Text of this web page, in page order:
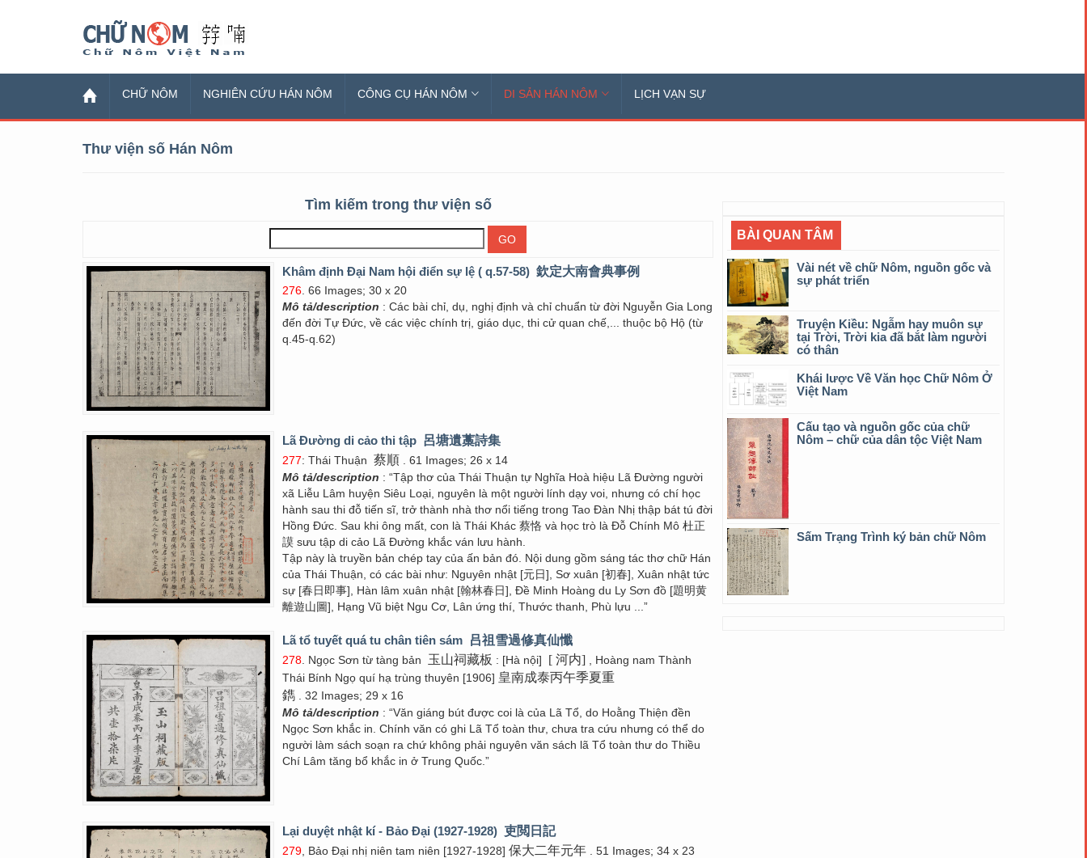
CHỮ NÔM NGHIÊN CỨU HÁN NÔM CÔNG CỤ HÁN NÔM DI SẢN HÁN NÔM LỊCH VẠN SỰ
Thư viện số Hán Nôm
Tìm kiếm trong thư viện số
Khâm định Đại Nam hội điển sự lệ ( q.57-58) 欽定大南會典事例
276 . 66 Images; 30 x 20
Mô tả/description : Các bài chỉ, dụ, nghị định và chỉ chuẩn từ đời Nguyễn Gia Long
đến đời Tự Đức, về các việc chính trị, giáo dục, thi cử quan chế,... thuộc bộ Hộ (từ
q.45-q.62)
Lã Đường di cảo thi tập 呂塘遺藁詩集
277: Thái Thuận 蔡順 . 61 Images; 26 x 14
Mô tả/description : “Tập thơ của Thái Thuận tự Nghĩa Hoà hiệu Lã Đường người
xã Liễu Lâm huyện Siêu Loại, nguyên là một người lính dạy voi, nhưng có chí học
hành sau thi đỗ tiến sĩ, trở thành nhà thơ nổi tiếng trong Tao Đàn Nhị thập bát tú đời
Hồng Đức. Sau khi ông mất, con là Thái Khác 蔡恪 và học trò là Đỗ Chính Mô 杜正
謨 sưu tập di cảo Lã Đường khắc ván lưu hành.
Tập này là truyền bản chép tay của ấn bản đó. Nội dung gồm sáng tác thơ chữ Hán
của Thái Thuận, có các bài như: Nguyên nhật [元日], Sơ xuân [初春], Xuân nhật tức
sự [春日即事], Hàn lâm xuân nhật [翰林春日], Đề Minh Hoàng du Ly Sơn đồ [題明黄
離遊山圖], Hạng Vũ biệt Ngu Cơ, Lân ứng thí, Thước thanh, Phù lựu ...”
Lã tổ tuyết quá tu chân tiên sám 吕祖雪過修真仙懺
278 . Ngọc Sơn từ tàng bản 玉山祠藏板 : [Hà nội] [ 河内] , Hoàng nam Thành
Thái Bính Ngọ quí hạ trùng thuyên [1906] 皇南成泰丙午季夏重
鐫 . 32 Images; 29 x 16
Mô tả/description : “Văn giáng bút được coi là của Lã Tổ, do Hoằng Thiện đền
Ngọc Sơn khắc in. Chính văn có ghi Lã Tổ toàn thư, chưa tra cứu nhưng có thể do
người làm sách soạn ra chứ không phải nguyên văn sách lã Tổ toàn thư do Thiều
Chí Lâm tăng bổ khắc in ở Trung Quốc.”
Lại duyệt nhật kí - Bảo Đại (1927-1928) 吏閲日記
279 , Bảo Đại nhị niên tam niên [1927-1928] 保大二年元年 . 51 Images; 34 x 23
BÀI QUAN TÂM
Vài nét về chữ Nôm, nguồn gốc và
sự phát triển
Truyện Kiều: Ngẫm hay muôn sự
tại Trời, Trời kia đã bắt làm người
có thân
Khái lược Về Văn học Chữ Nôm Ở
Việt Nam
Cấu tạo và nguồn gốc của chữ
Nôm – chữ của dân tộc Việt Nam
Sấm Trạng Trình ký bản chữ Nôm